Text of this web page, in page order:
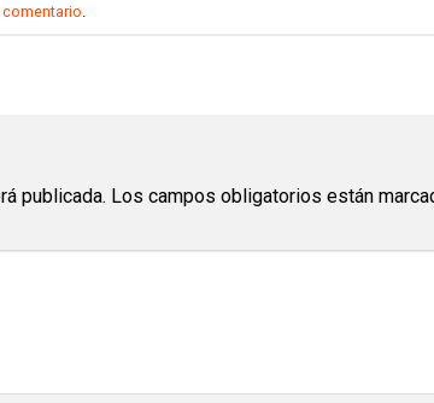
.
publicada. Los campos obligatorios están